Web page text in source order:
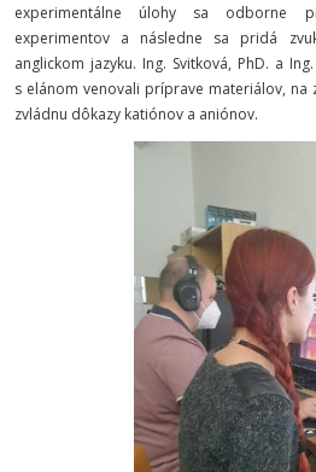
experimentálne úlohy sa odborne
experimentov a následne sa pridá
anglickom jazyku. Ing. Svitková, PhD. a
s elánom venovali príprave materiálov, na
zvládnu dôkazy katiónov a aniónov.